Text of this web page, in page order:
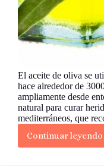
El aceite de oliva se
hace alrededor de
ampliamente desde
natural para curar
mediterráneos, que
Continuar leyendo
del